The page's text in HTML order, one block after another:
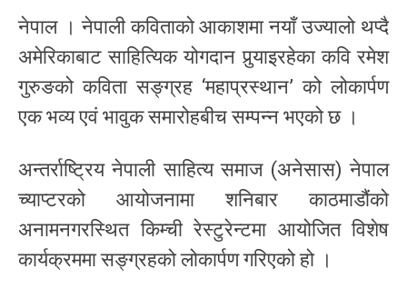
नेपाल । नेपाली कविताको आकाशमा नयाँ उज्यालो थप्दै
अमेरिकाबाट साहित्यिक योगदान पुर्‍याइरहेका कवि रमेश
गुरुङको कविता सङ्ग्रह ‘महाप्रस्थान’ को लोकार्पण
एक भव्य एवं भावुक समारोहबीच सम्पन्न भएको छ ।
अन्तर्राष्ट्रिय नेपाली साहित्य समाज (अनेसास) नेपाल
च्याप्टरको आयोजनामा शनिबार काठमाडौंको
अनामनगरस्थित किम्ची रेस्टुरेन्टमा आयोजित विशेष
कार्यक्रममा सङ्ग्रहको लोकार्पण गरिएको हो ।